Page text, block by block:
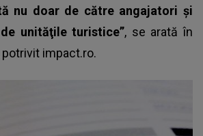
nu doar de către angajatori şi
unităţile turistice”, se arată în
impact.ro.